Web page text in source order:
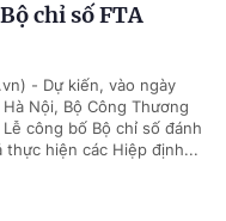
chỉ số FTA
- Dự kiến, vào ngày
Nội, Bộ Công Thương
công bố Bộ chỉ số đánh
thực hiện các Hiệp định...